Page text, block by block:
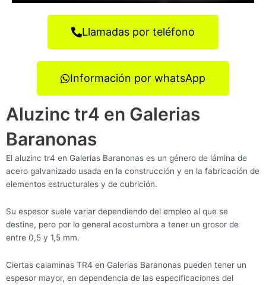
Llamadas por teléfono
Información por whatsApp
Aluzinc tr4 en Galerias
Baranonas
El aluzinc tr4 en Galerias Baranonas es un género de lámina de
acero galvanizado usada en la construcción y en la fabricación de
elementos estructurales y de cubrición.
Su espesor suele variar dependiendo del empleo al que se
destine, pero por lo general acostumbra a tener un grosor de
entre 0,5 y 1,5 mm.
Ciertas calaminas TR4 en Galerias Baranonas pueden tener un
espesor mayor, en dependencia de las especificaciones del